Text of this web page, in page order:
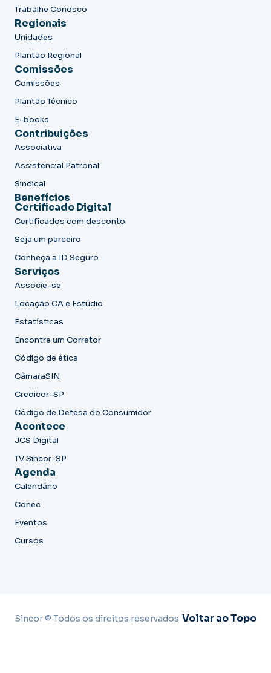
Trabalhe Conosco
Regionais
Unidades
Plantão Regional
Comissões
Comissões
Plantão Técnico
E-books
Contribuições
Associativa
Assistencial Patronal
Sindical
Benefícios
Certificado Digital
Certificados com desconto
Seja um parceiro
Conheça a ID Seguro
Serviços
Associe-se
Locação CA e Estúdio
Estatísticas
Encontre um Corretor
Código de ética
CâmaraSIN
Credicor-SP
Código de Defesa do Consumidor
Acontece
JCS Digital
TV Sincor-SP
Agenda
Calendário
Conec
Eventos
Cursos
Sincor © Todos os direitos reservados Voltar ao Topo